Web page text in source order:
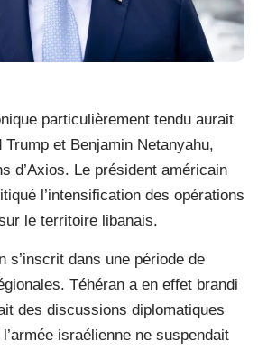
particulièrement tendu aurait
et Benjamin Netanyahu,
d’Axios. Le président américain
l’intensification des opérations
le territoire libanais.
s’inscrit dans une période de
Téhéran a en effet brandi
des discussions diplomatiques
israélienne ne suspendait